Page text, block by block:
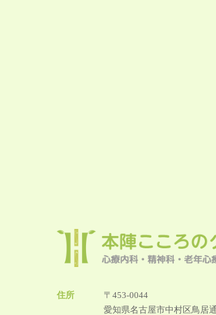
住所
〒453-0044
愛知県名古屋市中村区鳥居